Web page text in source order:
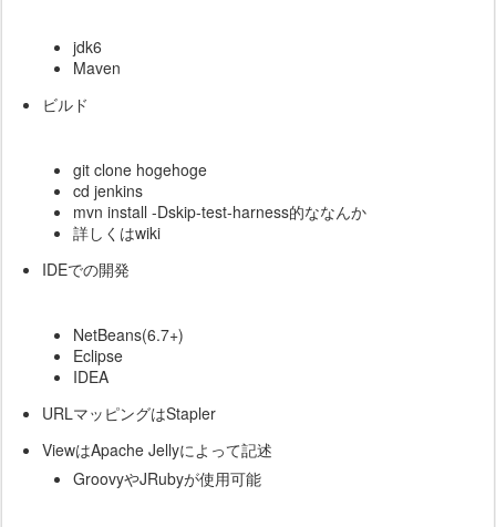
jdk6
Maven
ビルド
git clone hogehoge
cd jenkins
mvn install -Dskip-test-harness的ななんか
詳しくはwiki
IDEでの開発
NetBeans(6.7+)
Eclipse
IDEA
URLマッピングはStapler
ViewはApache Jellyによって記述
GroovyやJRubyが使用可能